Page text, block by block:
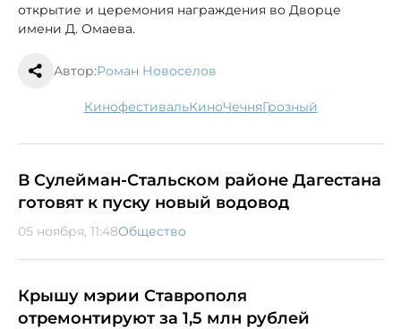
открытие и церемония награждения во Дворце
имени Д. Омаева.
Автор:Роман Новоселов
кинофестиваль кино Чечня Грозный
В Сулейман-Стальском районе Дагестана
готовят к пуску новый водовод
05 ноября, 11:48Общество
Крышу мэрии Ставрополя
отремонтируют за 1,5 млн рублей